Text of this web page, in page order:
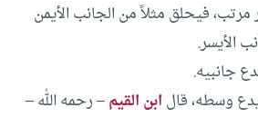
فيحلق مثلاً من الجانب الأيمن
الأيسر.
ابن القيم– رحمه الله –